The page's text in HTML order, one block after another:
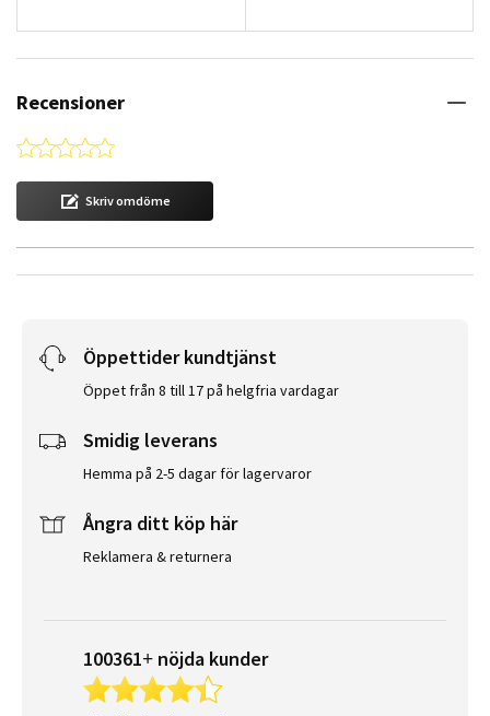
Recensioner
0.0 star rating
Skriv omdöme
Öppettider kundtjänst
Öppet från 8 till 17 på helgfria vardagar
Smidig leverans
Hemma på 2-5 dagar för lagervaror
Ångra ditt köp här
Reklamera & returnera
100361+ nöjda kunder